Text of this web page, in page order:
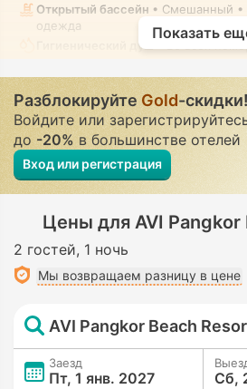
Открытый бассейн • Смешанный •
одежда
Гигиенический душ
• Во всех
Показать
Разблокируйте Gold-скидки!
Войдите или
до -20% в большинстве отелей
Вход или регистрация
Цены для AVI Pangkor
2 гостей 1 ночь
Мы возвращаем разницу в цене
AVI Pangkor Beach
Заезд
Пт, 1 янв. 2027 Сб,